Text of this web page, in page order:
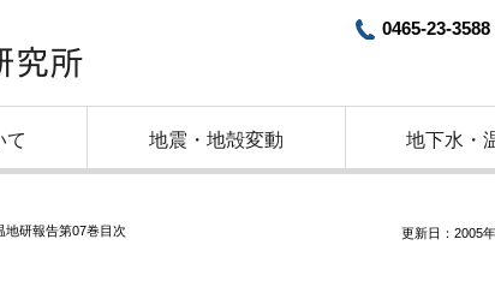
0465-23-3588
て 地震・地殻変動 地下水・
地研報告第07巻目次 更新日：2005